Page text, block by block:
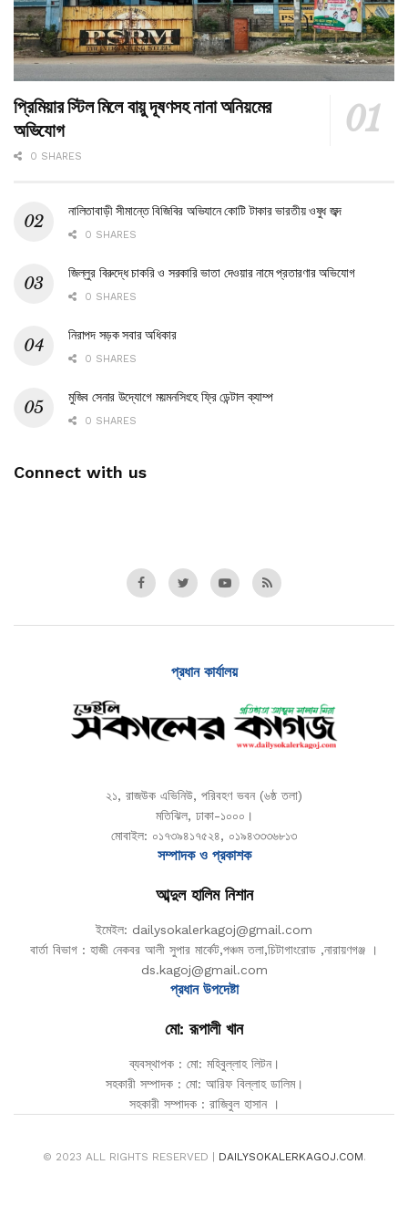
প্রিমিয়ার স্টিল মিলে বায়ু দূষণসহ নানা অনিয়মের
অভিযোগ
0 SHARES
নালিতাবাড়ী সীমান্তে বিজিবির অভিযানে কোটি টাকার ভারতীয় ওষুধ জব্দ
0 SHARES
জিল্লুর বিরুদ্ধে চাকরি ও সরকারি ভাতা দেওয়ার নামে প্রতারণার অভিযোগ
0 SHARES
নিরাপদ সড়ক সবার অধিকার
0 SHARES
মুজিব সেনার উদ্যোগে ময়মনসিংহে ফ্রি ডেন্টাল ক্যাম্প
0 SHARES
Connect with us
প্রধান কার্যালয়
২১, রাজউক এভিনিউ, পরিবহণ ভবন (৬ষ্ঠ তলা)
মতিঝিল, ঢাকা-১০০০।
মোবাইল: ০১৭৩৯৪১৭৫২৪, ০১৯৪৩৩৩৬৮১৩
সম্পাদক ও প্রকাশক
আব্দুল হালিম নিশান
ইমেইল: dailysokalerkagoj@gmail.com
বার্তা বিভাগ : হাজী নেকবর আলী সুপার মার্কেট,পঞ্চম তলা,চিটাগাংরোড ,নারায়ণগঞ্জ ।
ds.kagoj@gmail.com
প্রধান উপদেষ্টা
মো: রূপালী খান
ব্যবস্থাপক : মো: মহিবুল্লাহ লিটন।
সহকারী সম্পাদক : মো: আরিফ বিল্লাহ ডালিম।
সহকারী সম্পাদক : রাজিবুল হাসান ।
© 2023 ALL RIGHTS RESERVED | DAILYSOKALERKAGOJ.COM.